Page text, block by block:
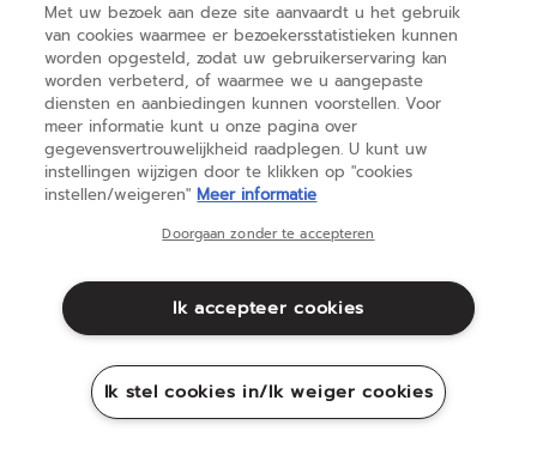
HELP
OVER ONS
(nederlands)
Juridische informatie
Cookies
Sitemap
©Babolat
Met uw bezoek aan deze site aanvaardt u het gebruik
van cookies waarmee er bezoekersstatistieken kunnen
worden opgesteld, zodat uw gebruikerservaring kan
worden verbeterd, of waarmee we u aangepaste
diensten en aanbiedingen kunnen voorstellen. Voor
meer informatie kunt u onze pagina over
gegevensvertrouwelijkheid raadplegen. U kunt uw
instellingen wijzigen door te klikken op "cookies
instellen/weigeren" Meer informatie
Doorgaan zonder te accepteren
Ik accepteer cookies
Ik stel cookies in/Ik weiger cookies